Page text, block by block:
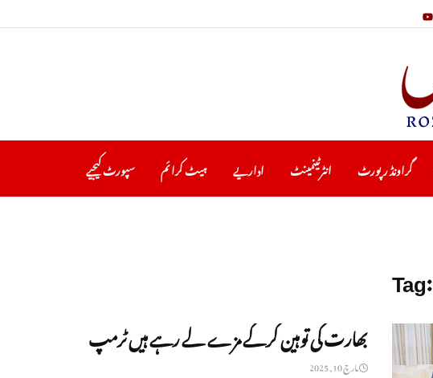
گراونڈ رپورٹ انٹرٹینمینٹ اداریے ہیٹ کرا ئم سپورٹ کیجیے
Tag:
بھارت کی توہین کرکے مزے لے رہے ہیں ٹرمپ
مارچ 10, 2025